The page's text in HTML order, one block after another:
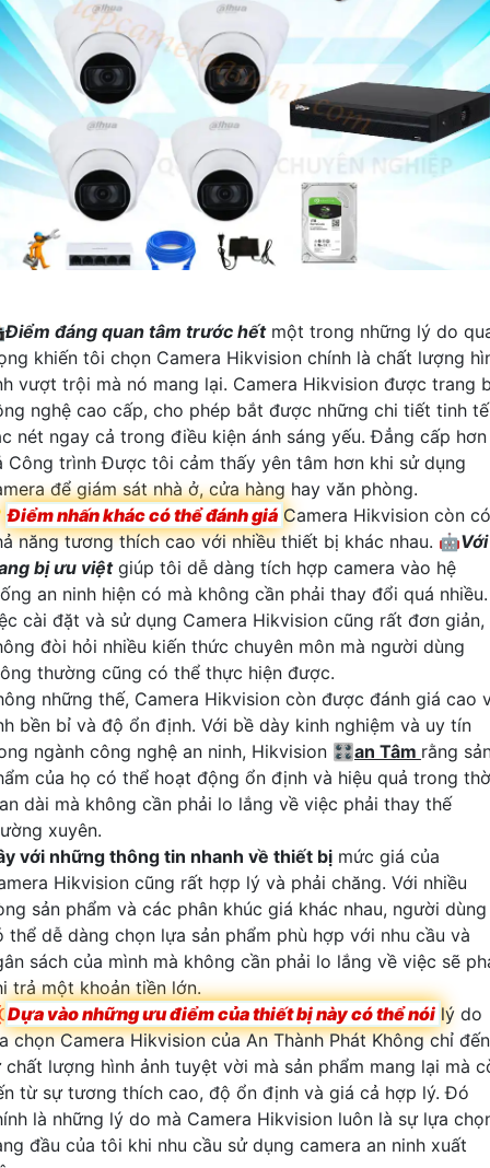
Điểm đáng quan tâm trước hếtmột trong những lý do
khiến tôi chọn Camera Hikvision chính là chất lượng
vượt trội mà nó mang lại. Camera Hikvision được trang
nghệ cao cấp, cho phép bắt được những chi tiết tinh
nét ngay cả trong điều kiện ánh sáng yếu. Đẳng cấp hơn
Công trình Được tôi cảm thấy yên tâm hơn khi sử dụng
để giám sát nhà ở, cửa hàng hay văn phòng.
Điểm nhấn khác có thể đánh giá Camera Hikvision còn có
năng tương thích cao với nhiều thiết bị khác nhau. 🤖️Với
bị ưu việtgiúp tôi dễ dàng tích hợp camera vào hệ
an ninh hiện có mà không cần phải thay đổi quá nhiều.
cài đặt và sử dụng Camera Hikvision cũng rất đơn giản,
đòi hỏi nhiều kiến thức chuyên môn mà người dùng
thường cũng có thể thực hiện được.
những thế, Camera Hikvision còn được đánh giá cao
bền bỉ và độ ổn định. Với bề dày kinh nghiệm và uy tín
ngành công nghệ an ninh, Hikvision 🎛an Tâm rằng
của họ có thể hoạt động ổn định và hiệu quả trong
dài mà không cần phải lo lắng về việc phải thay thế
xuyên.
với những thông tin nhanh về thiết bị mức giá của
Hikvision cũng rất hợp lý và phải chăng. Với nhiều
sản phẩm và các phân khúc giá khác nhau, người dùng
thể dễ dàng chọn lựa sản phẩm phù hợp với nhu cầu và
sách của mình mà không cần phải lo lắng về việc sẽ
trả một khoản tiền lớn.
Dựa vào những ưu điểm của thiết bị này có thể nói lý do
chọn Camera Hikvision của An Thành Phát Không chỉ đến
chất lượng hình ảnh tuyệt vời mà sản phẩm mang lại mà
từ sự tương thích cao, độ ổn định và giá cả hợp lý. Đó
là những lý do mà Camera Hikvision luôn là sự lựa
đầu của tôi khi nhu cầu sử dụng camera an ninh xuất